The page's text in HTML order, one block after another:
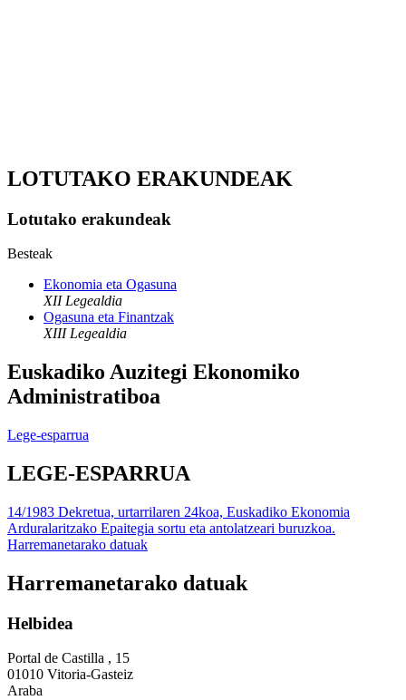
LOTUTAKO ERAKUNDEAK
Lotutako erakundeak
Besteak
Ekonomia eta Ogasuna
XII Legealdia
Ogasuna eta Finantzak
XIII Legealdia
Euskadiko Auzitegi Ekonomiko
Administratiboa
Lege-esparrua
LEGE-ESPARRUA
14/1983 Dekretua, urtarrilaren 24koa, Euskadiko Ekonomia
Arduralaritzako Epaitegia sortu eta antolatzeari buruzkoa.
Harremanetarako datuak
Harremanetarako datuak
Helbidea
Portal de Castilla , 15
01010 Vitoria-Gasteiz
Araba